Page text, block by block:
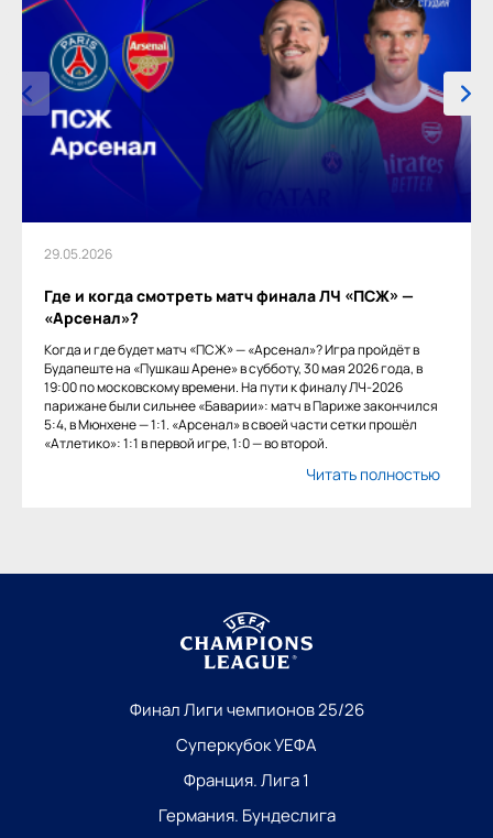
29.05.2026
Где и когда смотреть матч финала ЛЧ «ПСЖ» —
«Арсенал»?
Когда и где будет матч «ПСЖ» — «Арсенал»? Игра пройдёт в
Будапеште на «Пушкаш Арене» в субботу, 30 мая 2026 года, в
19:00 по московскому времени. На пути к финалу ЛЧ-2026
парижане были сильнее «Баварии»: матч в Париже закончился
5:4, в Мюнхене — 1:1. «Арсенал» в своей части сетки прошёл
«Атлетико»: 1:1 в первой игре, 1:0 — во второй.
Читать полностью
Финал Лиги чемпионов 25/26
Суперкубок УЕФА
Франция. Лига 1
Германия. Бундеслига